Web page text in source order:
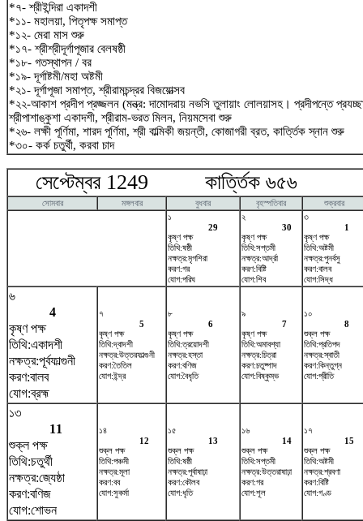
*৭- শ্রীইন্দিরা একাদশী
*১১- মহালয়া, পিতৃপক্ষ সমাপ্ত
*১২- মেরা মাস শুরু
*১৭- শ্রীশ্রীদূর্গাপূজার বেলষষ্ঠী
*১৮- গতস্থাপন / বর
*১৯- দূর্গাষ্টমী/মহা অষ্টমী
*২১- দূর্গাপূজা সমাপ্ত, শ্রীরামচন্দ্রর বিজয়োত্সব
*২২-আকাশ প্রদীপ প্রজ্জলন (মন্ত্র: দামোদরায় নভসি তুলায়াং লোলয়াসহ। প্রদীপন্তে
শ্রীপাশাঙ্কুশা একাদশী, শ্রীরাম-ভরত মিলন, নিয়মসেবা শুরু
*২৬- লক্ষী পূর্ণিমা, শারদ পূর্ণিমা, শ্রী বাল্মিকী জয়ন্তী, কোজাগরী ব্রত, কার্ত্তিক স্নান শুরু
*৩০- কর্ক চতুর্থী, করবা চাদ
সেপ্টেম্বর 1249 কার্ত্তিক ৬৫৬
সোমবার মঙ্গলবার বুধবার বৃহস্পতিবার
শুক্রবার
১
29
কৃষ্ণ পক্ষ
তিথি:ষষ্ঠী
নক্ষত্র:মৃগশিরা
করণ:গর
যোগ:পরিঘ
২
30
কৃষ্ণ পক্ষ
তিথি:সপ্তমী
নক্ষত্র:আর্দ্রা
করণ:বিষ্টি
যোগ:শিব
৩
1
কৃষ্ণ পক্ষ
তিথি:অষ্টমী
নক্ষত্র:পুনর্বসু
করণ:বালব
যোগ:সিদ্ধ
৬
4
কৃষ্ণ পক্ষ
তিথি:একাদশী
নক্ষত্র:পূর্বফাল্গুনী
করণ:বালব
যোগ:ব্রহ্ম
৭
5
কৃষ্ণ পক্ষ
তিথি:দ্বাদশী
নক্ষত্র:উত্তরফাল্গুনী
করণ:তৈতিল
যোগ:ইন্দ্র
৮
6
কৃষ্ণ পক্ষ
তিথি:ত্রয়োদশী
নক্ষত্র:হস্তা
করণ:বণিজ
যোগ:বৈধৃতি
৯
7
কৃষ্ণ পক্ষ
তিথি:অমাবশ্যা
নক্ষত্র:চিত্রা
করণ:চতুষ্পাদ
যোগ:বিষ্কুম্ভ
১০
8
শুক্ল পক্ষ
তিথি:প্রতিপদ
নক্ষত্র:স্বাতী
করণ:কিন্তুগ্ন
যোগ:প্রীতি
১৩
11
শুক্ল পক্ষ
তিথি:চতুর্থী
নক্ষত্র:জ্যেষ্ঠা
করণ:বণিজ
যোগ:শোভন
১৪
12
শুক্ল পক্ষ
তিথি:পঞ্চমী
নক্ষত্র:মূলা
করণ:বব
যোগ:সুকর্মা
১৫
13
শুক্ল পক্ষ
তিথি:ষষ্ঠী
নক্ষত্র:পূর্বাষাঢ়া
করণ:কৌলব
যোগ:ধৃতি
১৬
14
শুক্ল পক্ষ
তিথি:সপ্তমী
নক্ষত্র:উত্তরাষাঢ়া
করণ:গর
যোগ:শূল
১৭
15
শুক্ল পক্ষ
তিথি:অষ্টমী
নক্ষত্র:শ্রবণা
করণ:বিষ্টি
যোগ:গণ্ড